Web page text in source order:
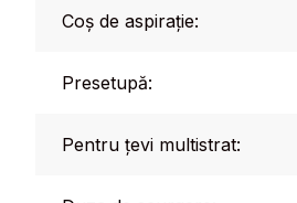
Coș de aspirație:
Presetupă:
Pentru țevi multistrat: